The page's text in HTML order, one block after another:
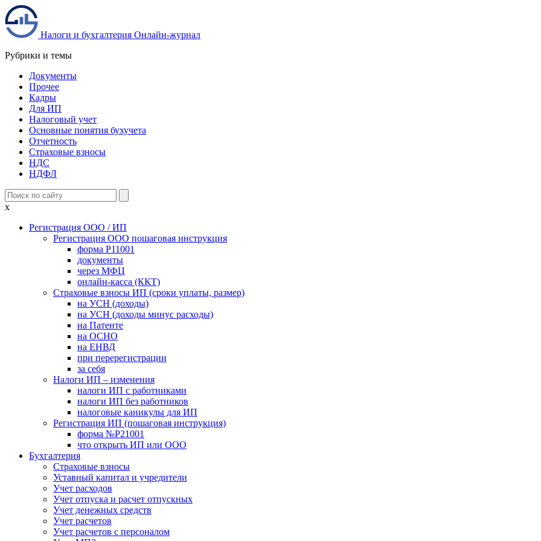
Налоги и бухгалтерия Онлайн-журнал
Рубрики и темы
Документы
Прочее
Кадры
Для ИП
Налоговый учет
Основные понятия бухучета
Отчетность
Страховые взносы
НДС
НДФЛ
x
Регистрация ООО / ИП
Регистрация ООО пошаговая инструкция
форма Р11001
документы
через МФЦ
онлайн-касса (ККТ)
Страховые взносы ИП (сроки уплаты, размер)
на УСН (доходы)
на УСН (доходы минус расходы)
на Патенте
на ОСНО
на ЕНВД
при перерегистрации
за себя
Налоги ИП – изменения
налоги ИП с работниками
налоги ИП без работников
налоговые каникулы для ИП
Регистрация ИП (пошаговая инструкция)
форма №Р21001
что открыть ИП или ООО
Бухгалтерия
Страховые взносы
Уставный капитал и учредители
Учет расходов
Учет отпуска и расчет отпускных
Учет денежных средств
Учет расчетов
Учет расчетов с персоналом